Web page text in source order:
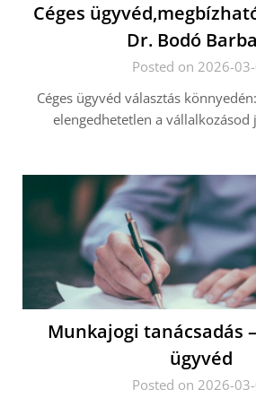
Céges
Dr. Bodó
Posted on 2026-
Céges ügyvéd választás
elengedhetetlen a vállalkozásod
Munkajogi tanácsadás
ügyvéd
Posted on 2026-